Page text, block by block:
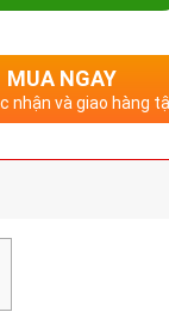
MUA NGAY
nhận và giao hàng